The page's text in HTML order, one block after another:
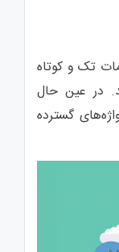
تک و کوتاه
در عین‌ حال
گسترده